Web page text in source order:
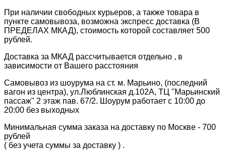
При наличии свободных курьеров, а также товара в
пункте самовывоза, возможна экспресс доставка (В
ПРЕДЕЛАХ МКАД), стоимость которой составляет 500
рублей.
Доставка за МКАД рассчитывается отдельно , в
зависимости от Вашего расстояния
Самовывоз из шоурума на ст. м. Марьино, (последний
вагон из центра), ул.Люблинская д.102А, ТЦ "Марьинский
пассаж" 2 этаж пав. 67/2. Шоурум работает с 10:00 до
20:00 без выходных
Минимальная сумма заказа на доставку по Москве - 700
рублей
( без учета суммы за доставку ) .